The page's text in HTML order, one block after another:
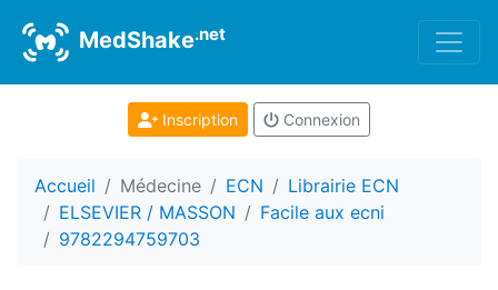
MedShake.net
Inscription Connexion
Accueil Médecine ECN
Librairie ECN
ELSEVIER / MASSON
Facile aux ecni
9782294759703